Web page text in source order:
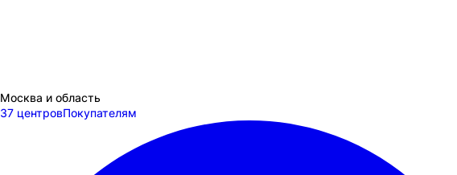
Москва и область
37 центровПокупателям